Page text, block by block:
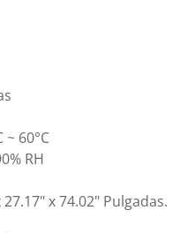
60°C
RH
x 74.02" Pulgadas.